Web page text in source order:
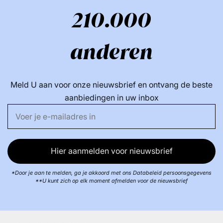
77891 \ C Copernnaicia Cerifera was \ Cire de
carnauba, Isoamyl Laurate, Talk, CI 77288 \ Chromium
ijzeroxiden, CI 77742 \ mangaan violet, CI 77891 \
titaandioxide, isoamyllauraat, fenyltrimethicon, CI
77491 \ ijzeroxiden, silodic, isodec / vinyl Dimethicone
Crosspolymer, Talk, Polypropylsilsesquioxane,
Macadamia Integrifolia Seed Oil, VP / Hexadecene
Copolymeer, Butyrospermum Parkii Butter, CI 77288 \
Tocoferylacetaat, Trihydroxyimstoneonolyl, Seed-Oil,
210.000
anderen
Meld U aan voor onze nieuwsbrief en ontvang de beste
aanbiedingen in uw inbox
Hier aanmelden voor nieuwsbrief
*Door je aan te melden, ga je akkoord met ons Databeleid persoonsgegevens
**U kunt zich op elk moment afmelden voor de nieuwsbrief